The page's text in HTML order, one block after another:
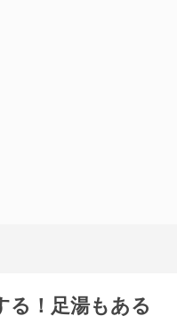
る！足湯もある